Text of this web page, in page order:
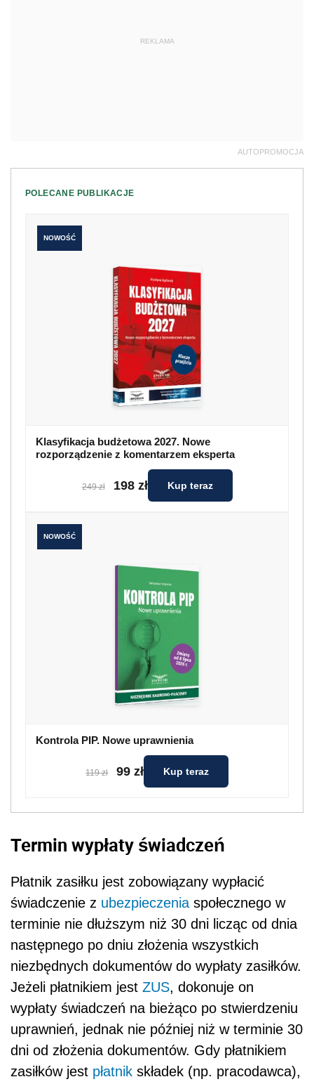
REKLAMA
AUTOPROMOCJA
POLECANE PUBLIKACJE
NOWOŚĆ
Klasyfikacja budżetowa 2027. Nowe
rozporządzenie z komentarzem eksperta
249 zł 198 zł Kup teraz
NOWOŚĆ
Kontrola PIP. Nowe uprawnienia
119 zł 99 zł Kup teraz
Termin wypłaty świadczeń
Płatnik zasiłku jest zobowiązany wypłacić
świadczenie z ubezpieczenia społecznego w
terminie nie dłuższym niż 30 dni licząc od dnia
następnego po dniu złożenia wszystkich
niezbędnych dokumentów do wypłaty zasiłków.
Jeżeli płatnikiem jest ZUS, dokonuje on
wypłaty świadczeń na bieżąco po stwierdzeniu
uprawnień, jednak nie później niż w terminie 30
dni od złożenia dokumentów. Gdy płatnikiem
zasiłków jest płatnik składek (np. pracodawca),